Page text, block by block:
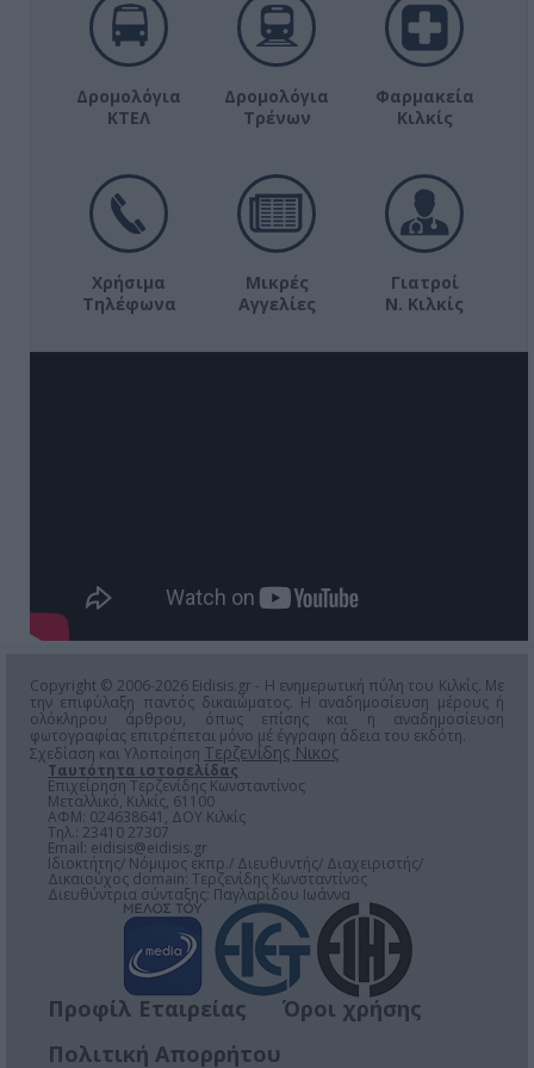
Δρομολόγια
ΚΤΕΛ
Δρομολόγια
Τρένων
Φαρμακεία
Κιλκίς
Χρήσιμα
Τηλέφωνα
Μικρές
Αγγελίες
Γιατροί
Ν. Κιλκίς
Copyright © 2006-2026 Eidisis.gr - Η ενημερωτική πύλη του Κιλκίς. Με
την επιφύλαξη παντός δικαιώματος. Η αναδημοσίευση μέρους ή
ολόκληρου άρθρου, όπως επίσης και η αναδημοσίευση
φωτογραφίας επιτρέπεται μόνο μέ έγγραφη άδεια του εκδότη.
Σχεδίαση και Υλοποίηση Τερζενίδης Νικος
Ταυτότητα ιστοσελίδας
Επιχείρηση Τερζενίδης Κωνσταντίνος
Μεταλλικό, Κιλκίς, 61100
ΑΦΜ: 024638641, ΔΟΥ Κιλκίς
Τηλ.: 23410 27307
Email: eidisis@eidisis.gr
Ιδιοκτήτης/ Νόμιμος εκπρ./ Διευθυντής/ Διαχειριστής/
Δικαιούχος domain: Τερζενίδης Κωνσταντίνος
Διευθύντρια σύνταξης: Παγλαρίδου Ιωάννα
Προφίλ Εταιρείας
Όροι χρήσης
Πολιτική Απορρήτου